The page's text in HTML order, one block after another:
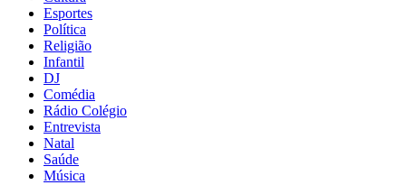
Esportes
Política
Religião
Infantil
DJ
Comédia
Rádio Colégio
Entrevista
Natal
Saúde
Música